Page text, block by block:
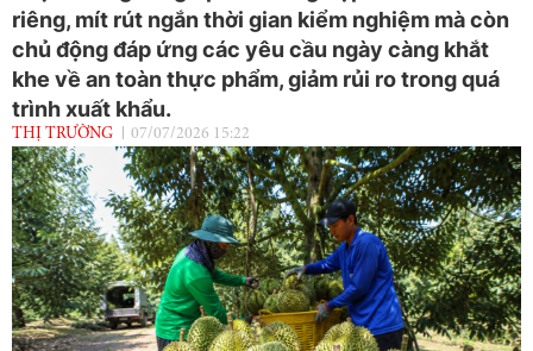
riêng, mít rút ngắn thời gian kiểm nghiệm mà còn
chủ động đáp ứng các yêu cầu ngày càng khắt
khe về an toàn thực phẩm, giảm rủi ro trong quá
trình xuất khẩu.
THỊ TRƯỜNG 07/07/2026 15:22